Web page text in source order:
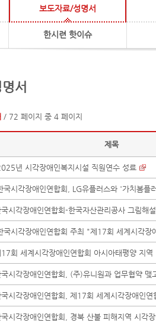
보도자료/성명서
한시련 핫이슈
서
/ 72 페이지 중 4 페이지
제목
년 시각장애인복지시설 직원연수 성료
국시각장애인연합회, LG유플러스와 '가치봄플
시각장애인연합회-한국자산관리공사 그림해
국시각장애인연합회 주최 "제17회 세계시각장
회 세계시각장애인연합회 아시아태평양 지
시각장애인연합회, (주)유니원과 업무협약 맺
시각장애인연합회, 제17회 세계시각장애인연
시각장애인연합회, 경북 산불 피해지역 시각